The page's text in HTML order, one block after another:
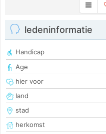
ledeninformatie
Handicap
Age
hier voor
land
stad
herkomst